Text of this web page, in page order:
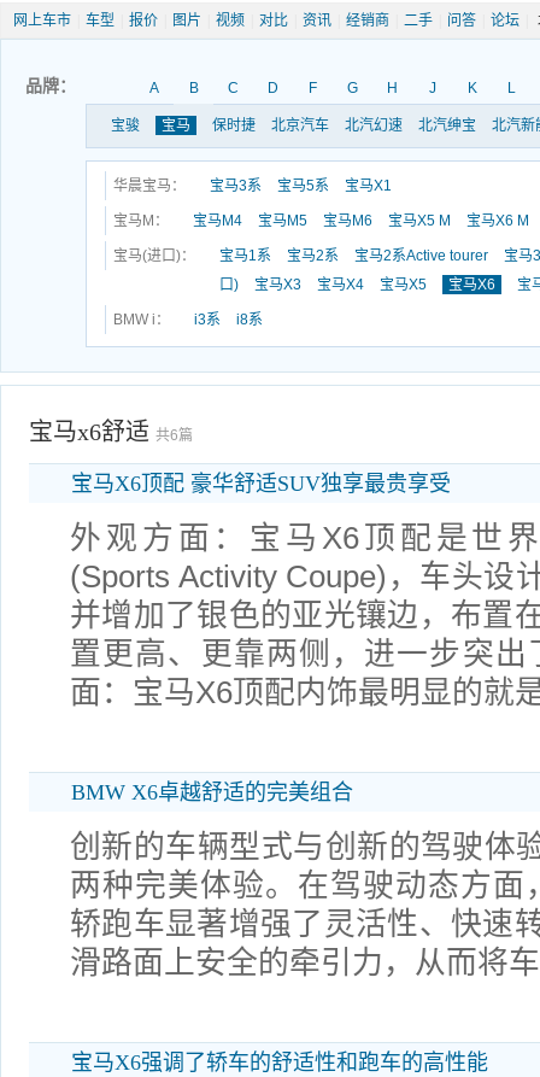
网上车市 车型 报价 图片 视频 对比 资讯 经销商 二手 问答 论坛
品牌： A B C D F G H J K L
宝骏 宝马 保时捷 北京汽车 北汽幻速 北汽绅宝 北汽新
华晨宝马： 宝马3系 宝马5系 宝马X1
宝马M： 宝马M4 宝马M5 宝马M6 宝马X5 M 宝马X6 M
宝马(进口)： 宝马1系 宝马2系 宝马2系Active tourer
宝马
口)
宝马X3 宝马X4 宝马X5 宝马X6 宝
BMW i： i3系 i8系
宝马x6舒适 共6篇
宝马X6顶配 豪华舒适SUV独享最贵享受
外观方面：宝马X6顶配是世
(Sports Activity Coupe)，车头设
并增加了银色的亚光镶边，布置
置更高、更靠两侧，进一步突
面：宝马X6顶配内饰最明显的就
BMW X6卓越舒适的完美组合
创新的车辆型式与创新的驾驶体
两种完美体验。在驾驶动态方面
轿跑车显著增强了灵活性、快速
滑路面上安全的牵引力，从而将
宝马X6强调了轿车的舒适性和跑车的高性能